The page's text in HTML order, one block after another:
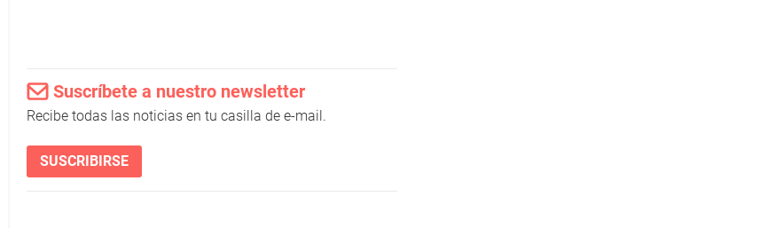
Suscríbete a nuestro newsletter
Recibe todas las noticias en tu casilla de e-mail.
SUSCRIBIRSE